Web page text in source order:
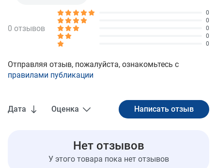
Дата Оценка
Нет отзывов
У этого товара пока нет отзывов
0 отзывов
0
0
0
0
0
Отправляя отзыв, пожалуйста, ознакомьтесь с
правилами публикации